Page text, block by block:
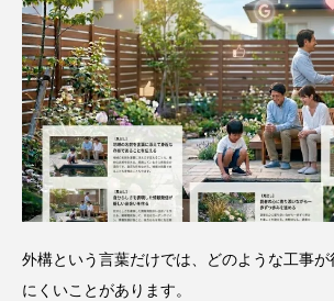
外構という言葉だけでは、どのような工事が
にくいことがあります。